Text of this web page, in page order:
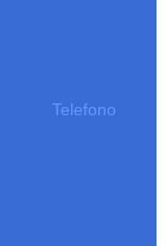
Telefono